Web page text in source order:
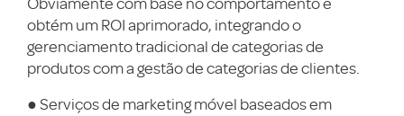
Obviamente com base no comportamento e
obtém um ROI aprimorado, integrando o
gerenciamento tradicional de categorias de
produtos com a gestão de categorias de clientes.
● Serviços de marketing móvel baseados em